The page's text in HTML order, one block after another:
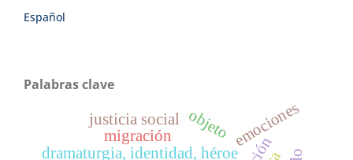
Español
Palabras clave
dramaturgia, identidad, héroe
emociones
migración objeto
justicia social